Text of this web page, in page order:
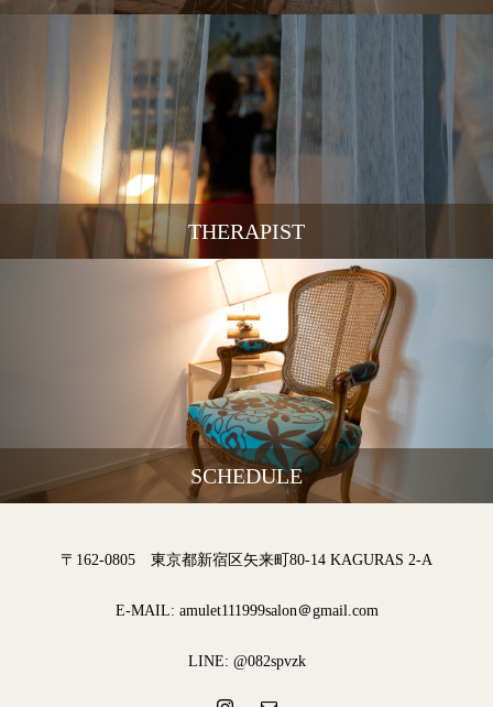
THERAPIST
SCHEDULE
〒162-0805 東京都新宿区矢来町80-14 KAGURAS 2-A
E-MAIL: amulet111999salon＠gmail.com
LINE: @082spvzk